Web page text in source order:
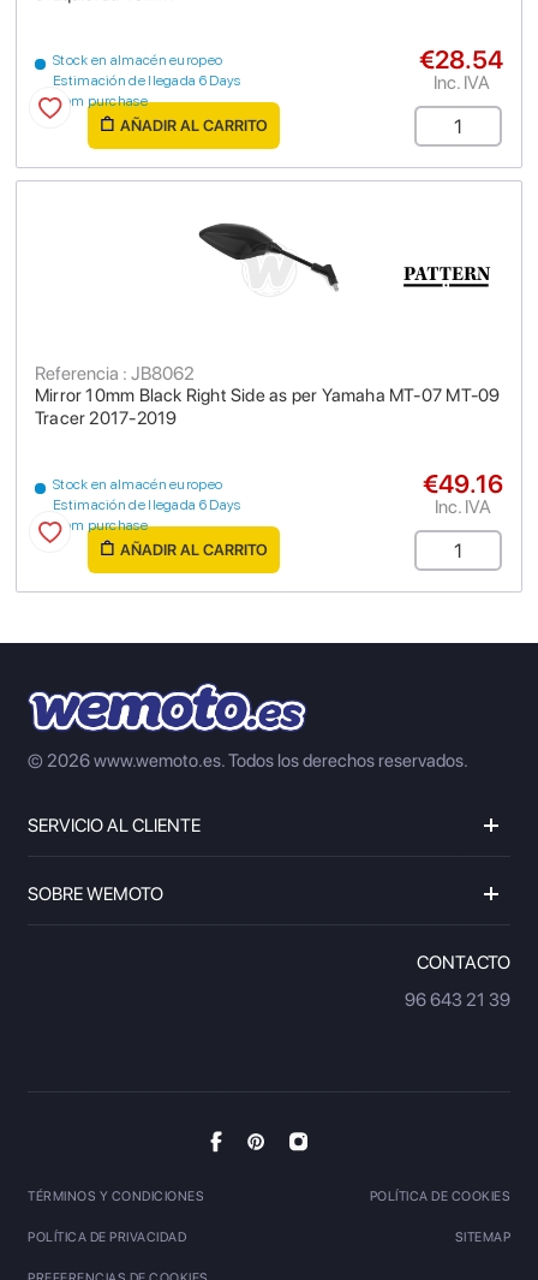
Stock en almacén europeo
Estimación de llegada 6 Days
from purchase
€28.54
Inc. IVA
AÑADIR AL CARRITO
Mirror 10mm Black Right Side as per Yamaha MT-07 MT-09
Tracer 2017-2019
Referencia : JB8062
Stock en almacén europeo
Estimación de llegada 6 Days
from purchase
€49.16
Inc. IVA
AÑADIR AL CARRITO
© 2026 www.wemoto.es.Todos los derechos reservados.
SERVICIO AL CLIENTE
SOBRE WEMOTO
CONTACTO
96 643 21 39
TÉRMINOS Y CONDICIONES POLÍTICA DE COOKIES
POLÍTICA DE PRIVACIDAD SITEMAP